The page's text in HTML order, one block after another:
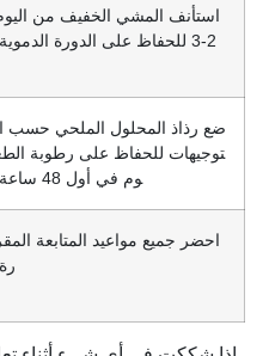
استأنف المشي الخفيف من
2-3 للحفاظ على الدورة الدموية
ضع رذاذ المحلول الملحي حسب
توجيهات للحفاظ على رطوبة
وم في أول 48 ساعة
احضر جميع مواعيد المتابعة المقر
رة